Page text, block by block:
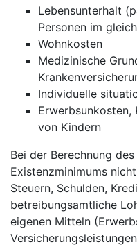
Lebensunterhalt
Personen im
Wohnkosten
Medizinische
Individuelle
Erwerbsunkosten,
von Kindern
Bei der Berechnung
Existenzminimums
Steuern, Schulden,
betreibungsamtliche
eigenen Mitteln